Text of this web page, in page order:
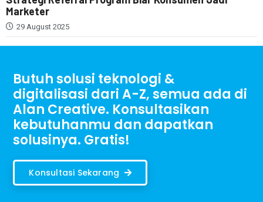
Marketer
29 August 2025
Butuh solusi teknologi &
digitalisasi dari A-Z, semua ada di
Alan Creative. Konsultasikan
kebutuhanmu dan dapatkan
solusinya. Gratis!
Konsultasi Sekarang